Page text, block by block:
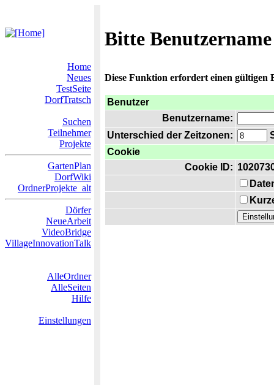
Bitte
Home
Neues
TestSeite
DorfTratsch
Suchen
Teilnehmer
Projekte
GartenPlan
DorfWiki
OrdnerProjekte_alt
Dörfer
NeueArbeit
VideoBridge
VillageInnovationTalk
AlleOrdner
AlleSeiten
Hilfe
Einstellungen
Diese Funktion erfordert einen gültigen
Benutzer
Benutzername:
Unterschied der Zeitzonen:
Cookie
Cookie ID: